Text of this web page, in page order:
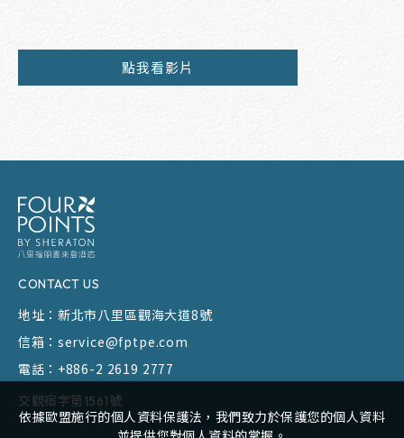
點我看影片
CONTACT US
地址： 新北市八里區觀海大道8號
信箱： service@fptpe.com
電話： +886-2 2619 2777
交觀宿字第1561號
依據歐盟施行的個人資料保護法，我們致力於保護您的個人資料